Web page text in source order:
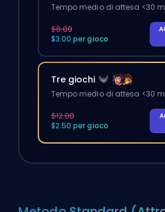
Tempo medio di attesa <30
$8.00
$3.00 per gioco
Tre giochi
Tempo medio di attesa <30
$12.00
$2.50 per gioco